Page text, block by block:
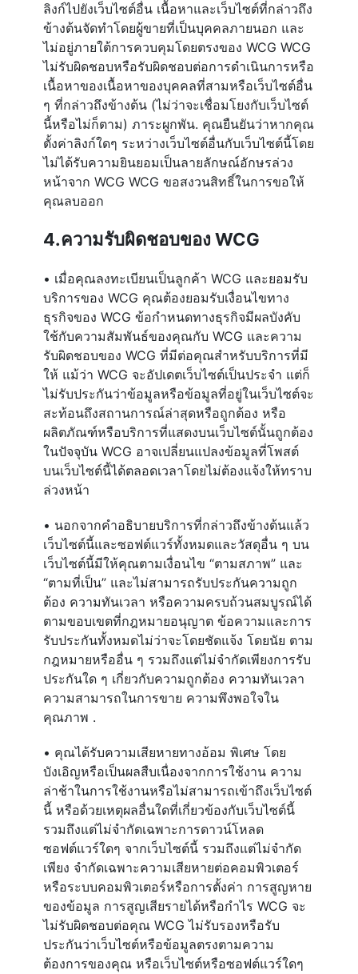
ลิงก์ไปยังเว็บไซต์อื่น เนื้อหาและเว็บไซต์ที่กล่าวถึง
ข้างต้นจัดทำโดยผู้ขายที่เป็นบุคคลภายนอก และ
ไม่อยู่ภายใต้การควบคุมโดยตรงของ WCG WCG
ไม่รับผิดชอบหรือรับผิดชอบต่อการดำเนินการหรือ
เนื้อหาของเนื้อหาของบุคคลที่สามหรือเว็บไซต์อื่น
ๆ ที่กล่าวถึงข้างต้น (ไม่ว่าจะเชื่อมโยงกับเว็บไซต์
นี้หรือไม่ก็ตาม) ภาระผูกพัน. คุณยืนยันว่าหากคุณ
ตั้งค่าลิงก์ใดๆ ระหว่างเว็บไซต์อื่นกับเว็บไซต์นี้โดย
ไม่ได้รับความยินยอมเป็นลายลักษณ์อักษรล่วง
หน้าจาก WCG WCG ขอสงวนสิทธิ์ในการขอให้
คุณลบออก
4.ความรับผิดชอบของ WCG
• เมื่อคุณลงทะเบียนเป็นลูกค้า WCG และยอมรับ
บริการของ WCG คุณต้องยอมรับเงื่อนไขทาง
ธุรกิจของ WCG ข้อกำหนดทางธุรกิจมีผลบังคับ
ใช้กับความสัมพันธ์ของคุณกับ WCG และความ
รับผิดชอบของ WCG ที่มีต่อคุณสำหรับบริการที่มี
ให้ แม้ว่า WCG จะอัปเดตเว็บไซต์เป็นประจำ แต่ก็
ไม่รับประกันว่าข้อมูลหรือข้อมูลที่อยู่ในเว็บไซต์จะ
สะท้อนถึงสถานการณ์ล่าสุดหรือถูกต้อง หรือ
ผลิตภัณฑ์หรือบริการที่แสดงบนเว็บไซต์นั้นถูกต้อง
ในปัจจุบัน WCG อาจเปลี่ยนแปลงข้อมูลที่โพสต์
บนเว็บไซต์นี้ได้ตลอดเวลาโดยไม่ต้องแจ้งให้ทราบ
ล่วงหน้า
• นอกจากคำอธิบายบริการที่กล่าวถึงข้างต้นแล้ว
เว็บไซต์นี้และซอฟต์แวร์ทั้งหมดและวัสดุอื่น ๆ บน
เว็บไซต์นี้มีให้คุณตามเงื่อนไข “ตามสภาพ” และ
“ตามที่เป็น” และไม่สามารถรับประกันความถูก
ต้อง ความทันเวลา หรือความครบถ้วนสมบูรณ์ได้
ตามขอบเขตที่กฎหมายอนุญาต ข้อความและการ
รับประกันทั้งหมดไม่ว่าจะโดยชัดแจ้ง โดยนัย ตาม
กฎหมายหรืออื่น ๆ รวมถึงแต่ไม่จำกัดเพียงการรับ
ประกันใด ๆ เกี่ยวกับความถูกต้อง ความทันเวลา
ความสามารถในการขาย ความพึงพอใจใน
คุณภาพ .
• คุณได้รับความเสียหายทางอ้อม พิเศษ โดย
บังเอิญหรือเป็นผลสืบเนื่องจากการใช้งาน ความ
ล่าช้าในการใช้งานหรือไม่สามารถเข้าถึงเว็บไซต์
นี้ หรือด้วยเหตุผลอื่นใดที่เกี่ยวข้องกับเว็บไซต์นี้
รวมถึงแต่ไม่จำกัดเฉพาะการดาวน์โหลด
ซอฟต์แวร์ใดๆ จากเว็บไซต์นี้ รวมถึงแต่ไม่จำกัด
เพียง จำกัดเฉพาะความเสียหายต่อคอมพิวเตอร์
หรือระบบคอมพิวเตอร์หรือการตั้งค่า การสูญหาย
ของข้อมูล การสูญเสียรายได้หรือกำไร WCG จะ
ไม่รับผิดชอบต่อคุณ WCG ไม่รับรองหรือรับ
ประกันว่าเว็บไซต์หรือข้อมูลตรงตามความ
ต้องการของคุณ หรือเว็บไซต์หรือซอฟต์แวร์ใดๆ